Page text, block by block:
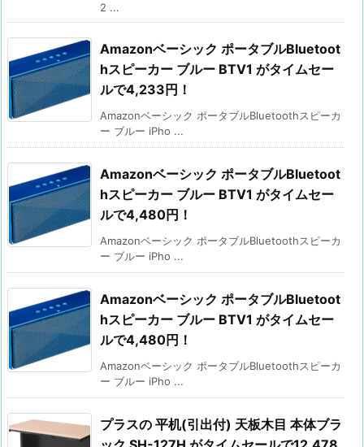
2 ...
Amazonベーシック ポータブルBluetoot
hスピーカー ブルー BTV1 がタイムセー
ルで4,233円！
Amazonベーシック ポータブルBluetoothスピーカ
ー ブルー iPho ...
Amazonベーシック ポータブルBluetoot
hスピーカー ブルー BTV1 がタイムセー
ルで4,480円！
Amazonベーシック ポータブルBluetoothスピーカ
ー ブルー iPho ...
Amazonベーシック ポータブルBluetoot
hスピーカー ブルー BTV1 がタイムセー
ルで4,480円！
Amazonベーシック ポータブルBluetoothスピーカ
ー ブルー iPho ...
プラスの 平机(引出付) 天板木目 本体ブラ